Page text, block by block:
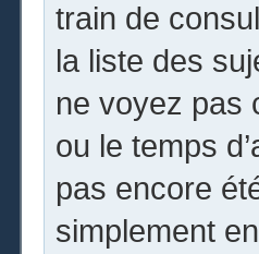
train de
la liste des
ne voyez pas
ou le temps
pas encore
simplement